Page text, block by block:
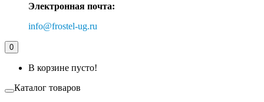
Электронная почта:
info@frostel-ug.ru
0
В корзине пусто!
Каталог товаров